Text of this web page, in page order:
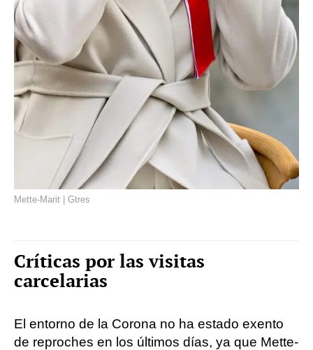
Mette-Marit | Gtres
Críticas por las visitas
carcelarias
El entorno de la Corona no ha estado exento
de reproches en los últimos días, ya que Mette-